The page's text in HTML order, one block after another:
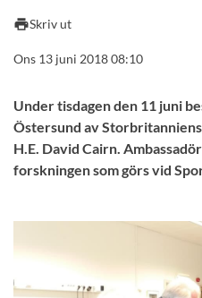
printSkriv ut
Ons 13 juni 2018 08:10
Under tisdagen den 11 juni
Östersund av
H.E. David Cairn.
forskningen som görs vid